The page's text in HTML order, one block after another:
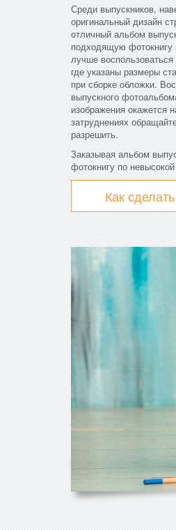
Среди выпускников,
оригинальный дизайн
отличный альбом
подходящую фотокнигу
лучше
где указаны размеры
при сборке обложки.
выпускного
изображения окажется
затруднениях
разрешить.
Заказывая альбом
фотокнигу по
Как